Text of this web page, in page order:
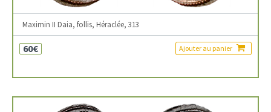
Maximin II Daia, follis, Héraclée, 313
60€ Ajouter au panier